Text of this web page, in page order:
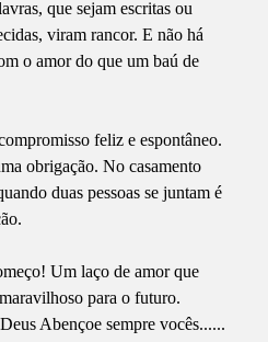
que sejam escritas ou
viram rancor. E não há
o amor do que um baú de
feliz e espontâneo.
obrigação. No casamento
duas pessoas se juntam é
Um laço de amor que
para o futuro.
Abençoe sempre vocês......